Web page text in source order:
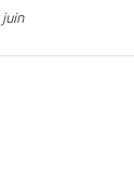
juin